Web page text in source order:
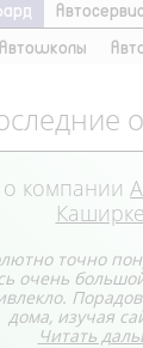
Автошколы
о компании
Каширке
точно
очень
дома, изучая
Читать